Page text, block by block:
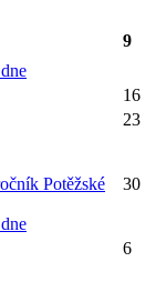
9
16
23
Potěžské
30
6